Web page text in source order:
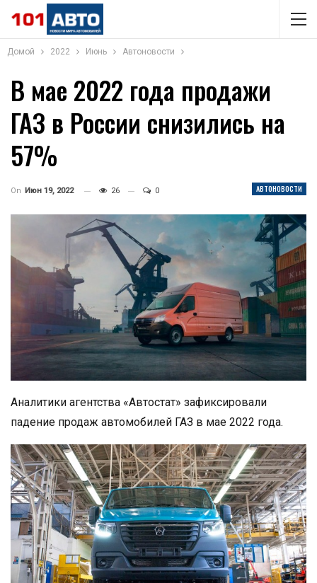
Домой 2022 Июнь Автоновости
В мае 2022 года продажи
ГАЗ в России снизились на
57%
АВТОНОВОСТИ
On Июн 19, 2022 26 0
Аналитики агентства «Автостат» зафиксировали
падение продаж автомобилей ГАЗ в мае 2022 года.